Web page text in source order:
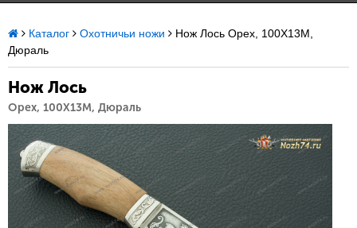
Каталог Охотничьи ножи
Нож Лось Орех, 100Х13М,
Дюраль
Нож Лось
Орех, 100Х13М, Дюраль